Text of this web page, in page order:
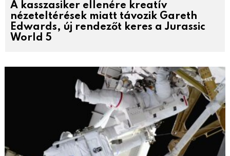
A kasszasiker ellenére kreatív
nézeteltérések miatt távozik Gareth
Edwards, új rendezőt keres a Jurassic
World 5